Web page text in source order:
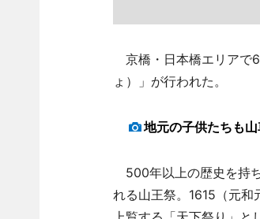
京橋・日本橋エリアで
ょ）」が行われた。
地元の子供たちも
500年以上の歴史を持
れる山王祭。1615（元